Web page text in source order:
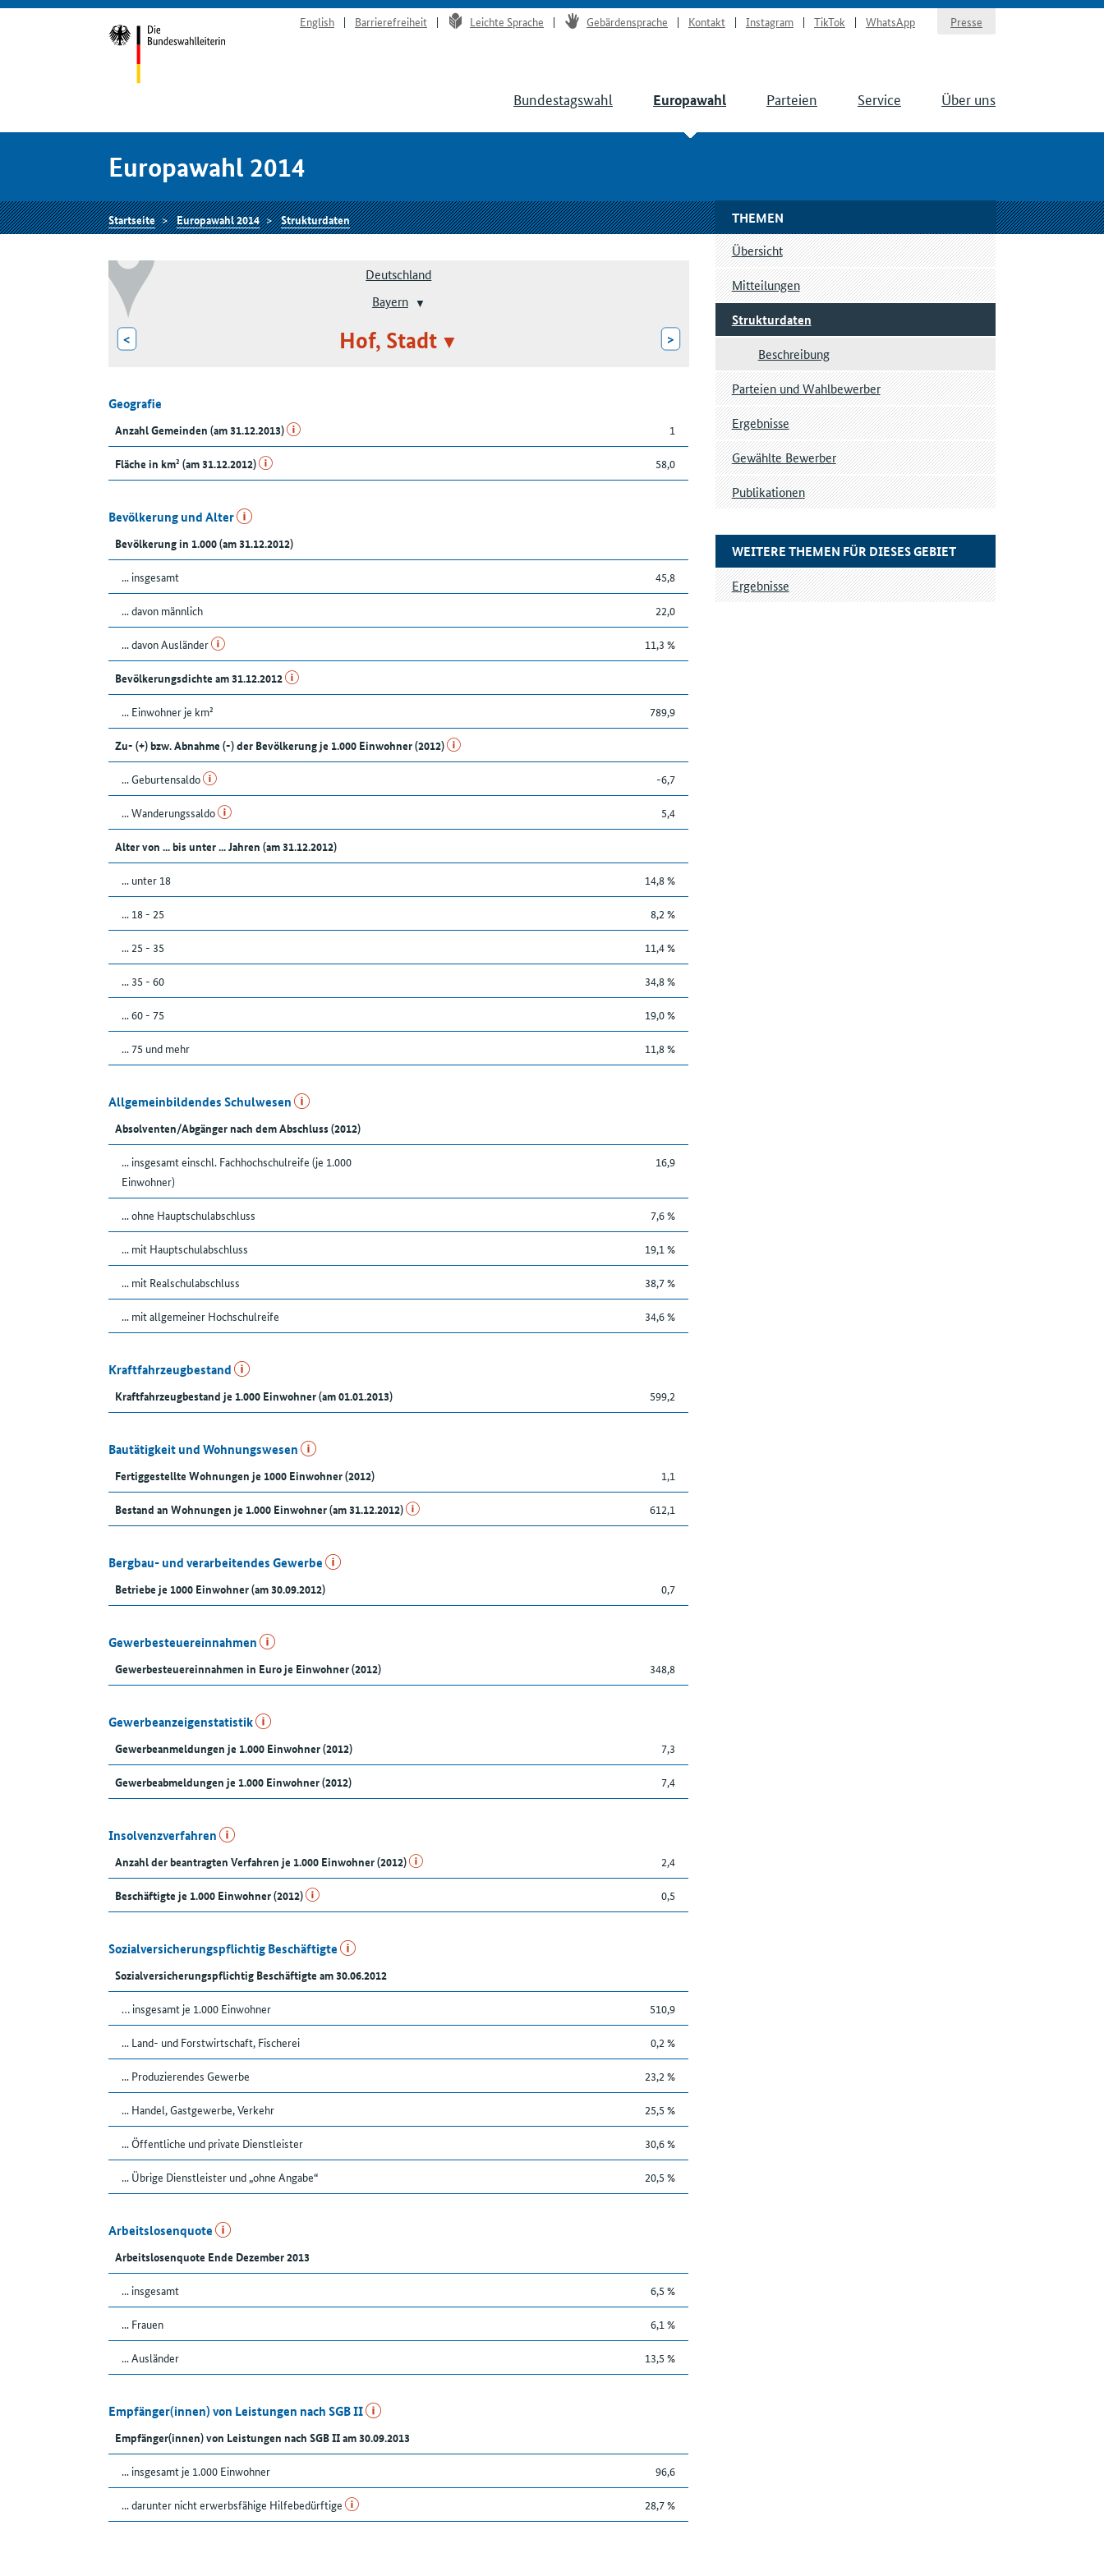
English Barrierefreiheit Leichte Sprache Gebärdensprache Kontakt Instagram TikTok WhatsApp Presse
Bundestagswahl Europawahl Parteien Service Über uns
Europawahl 2014
Startseite Europawahl 2014 Strukturdaten
Deutschland
Bayern
< Hof, Stadt >
Geografie
Anzahl Gemeinden (am 31.12.2013) 1
Fläche in km² (am 31.12.2012) 58,0
Bevölkerung und Alter
Bevölkerung in 1.000 (am 31.12.2012)
... insgesamt 45,8
... davon männlich 22,0
... davon Ausländer 11,3 %
Bevölkerungsdichte am 31.12.2012
... Einwohner je km² 789,9
Zu- (+) bzw. Abnahme (-) der Bevölkerung je 1.000 Einwohner (2012)
... Geburtensaldo -6,7
... Wanderungssaldo 5,4
Alter von ... bis unter ... Jahren (am 31.12.2012)
... unter 18 14,8 %
... 18 - 25 8,2 %
... 25 - 35 11,4 %
... 35 - 60 34,8 %
... 60 - 75 19,0 %
... 75 und mehr 11,8 %
Allgemeinbildendes Schulwesen
Absolventen/Abgänger nach dem Abschluss (2012)
... insgesamt einschl. Fachhochschulreife (je 1.000
Einwohner)
16,9
... ohne Hauptschulabschluss 7,6 %
... mit Hauptschulabschluss 19,1 %
... mit Realschulabschluss 38,7 %
... mit allgemeiner Hochschulreife 34,6 %
Kraftfahrzeugbestand
Kraftfahrzeugbestand je 1.000 Einwohner (am 01.01.2013) 599,2
Bautätigkeit und Wohnungswesen
Fertiggestellte Wohnungen je 1000 Einwohner (2012) 1,1
Bestand an Wohnungen je 1.000 Einwohner (am 31.12.2012) 612,1
Bergbau- und verarbeitendes Gewerbe
Betriebe je 1000 Einwohner (am 30.09.2012) 0,7
Gewerbesteuereinnahmen
Gewerbesteuereinnahmen in Euro je Einwohner (2012) 348,8
Gewerbeanzeigenstatistik
Gewerbeanmeldungen je 1.000 Einwohner (2012) 7,3
Gewerbeabmeldungen je 1.000 Einwohner (2012) 7,4
Insolvenzverfahren
Anzahl der beantragten Verfahren je 1.000 Einwohner (2012) 2,4
Beschäftigte je 1.000 Einwohner (2012) 0,5
Sozialversicherungspflichtig Beschäftigte
Sozialversicherungspflichtig Beschäftigte am 30.06.2012
… insgesamt je 1.000 Einwohner 510,9
... Land- und Forstwirtschaft, Fischerei 0,2 %
... Produzierendes Gewerbe 23,2 %
... Handel, Gastgewerbe, Verkehr 25,5 %
... Öffentliche und private Dienstleister 30,6 %
... Übrige Dienstleister und „ohne Angabe“ 20,5 %
Arbeitslosenquote
Arbeitslosenquote Ende Dezember 2013
... insgesamt 6,5 %
... Frauen 6,1 %
... Ausländer 13,5 %
Empfänger(innen) von Leistungen nach SGB II
Empfänger(innen) von Leistungen nach SGB II am 30.09.2013
... insgesamt je 1.000 Einwohner 96,6
... darunter nicht erwerbsfähige Hilfebedürftige 28,7 %
THEMEN
Übersicht
Mitteilungen
Strukturdaten
Beschreibung
Parteien und Wahlbewerber
Ergebnisse
Gewählte Bewerber
Publikationen
WEITERE THEMEN FÜR DIESES GEBIET
Ergebnisse